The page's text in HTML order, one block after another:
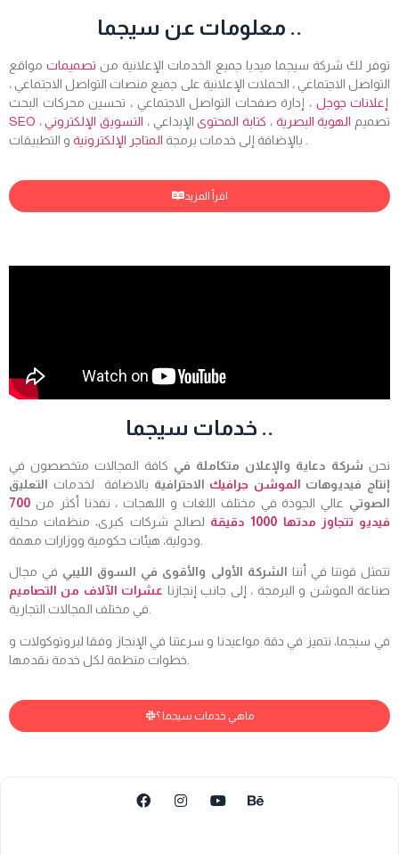
معلومات عن سيجما ..
توفر لك شركة سيجما ميديا جميع الخدمات الإعلانية من تصميماتمواقع
التواصل الاجتماعي ، الحملات الإعلانية على جميع منصات التواصل الاجتماعي ،
إعلانات جوجل ، إدارة صفحات التواصل الاجتماعي ، تحسين محركات البحث
SEO
، تصميم الهوية البصرية ، كتابة المحتوىالإبداعي ، التسويق الإلكتروني
بالإضافة إلى خدمات برمجة المتاجر الإلكترونية
اقرأ المزيد
خدمات سيجما ..
نحن شركة دعاية والإعلان متكاملة في كافة المجالات متخصصون في
إنتاج فيديوهات الموشن جرافيك الاحترافية بالاضافة لخدمات التعليق
الصوتي عالي الجودة في مختلف اللغات و اللهجات ، نفذنا أكثر من 700
فيديو تتجاوز مدتها 1000 دقيقة
لصالح شركات كبرى، منظمات محلية
تتمثل قوتنا في أننا الشركة الأولى والأقوى في السوق الليبي في مجال
صناعة الموشن و البرمجة ، إلى جانب إنجازنا عشرات الآلاف من التصاميم
في مختلف المجالات التجارية.
في سيجما، نتميز في دقة مواعيدنا و سرعتنا في الإنجاز وفقا لبروتوكولات و
ماهي خدمات سيجما ؟